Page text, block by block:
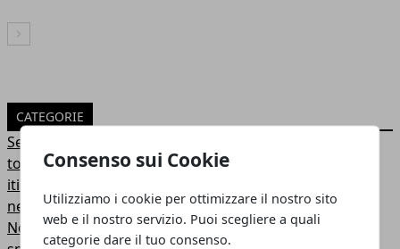
Consenso sui Cookie
Utilizziamo i cookie per ottimizzare il nostro sito
web e il nostro servizio. Puoi scegliere a quali
categorie dare il tuo consenso.
Articolo Successivo
CATEGORIE
Senza categoria
tour guidato
itinerario turistico
news
Notizie